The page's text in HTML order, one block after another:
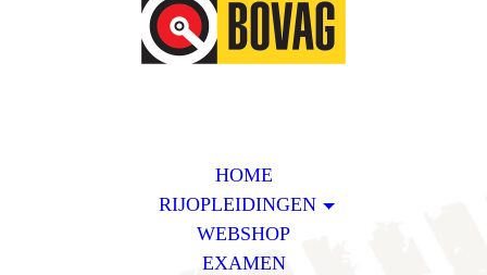
HOME
RIJOPLEIDINGEN
WEBSHOP
EXAMEN